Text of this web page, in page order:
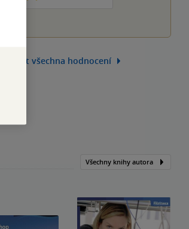
Zobrazit všechna hodnocení
Všechny knihy autora